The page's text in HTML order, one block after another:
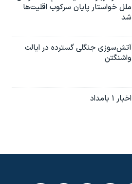
ملل خواستار پایان سرکوب اقلیت‌ها
شد
آتش‌سوزی جنگلی گسترده در ایالت
واشنگتن
اخبار ۱ بامداد